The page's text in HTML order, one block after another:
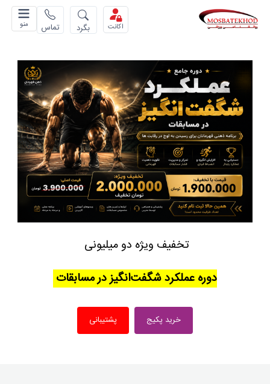
منو تماس بگرد اکانت
تخفیف ویژه دو میلیونی
دوره عملکرد شگفت‌انگیز در مسابقات
خرید پکیج پشتیبانی